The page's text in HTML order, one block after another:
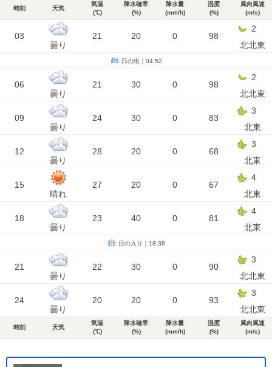
時刻 天気
気温
(℃)
降水確率
(%)
降水量
(mm/h)
湿度
(%)
風向風速
(m/s)
03
曇り
21 20 0 98
2
北北東
日の出｜04:52
06
曇り
21 30 0 98
2
北北東
09
曇り
24 30 0 83
3
北東
12
曇り
28 20 0 68
3
北東
15
晴れ
27 20 0 67
4
北東
18
曇り
23 40 0 81
4
北東
日の入り｜18:38
21
曇り
22 30 0 90
3
北北東
24
曇り
20 20 0 93
3
北北東
時刻 天気
気温
(℃)
降水確率
(%)
降水量
(mm/h)
湿度
(%)
風向風速
(m/s)